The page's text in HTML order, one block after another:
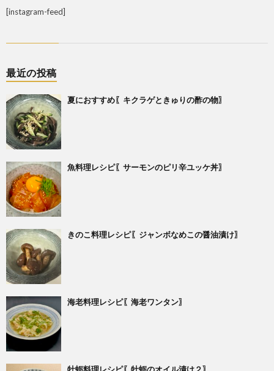
[instagram-feed]
最近の投稿
夏におすすめ〖キクラゲときゅりの酢の物〗
魚料理レシピ〖サーモンのピリ辛ユッケ丼〗
きのこ料理レシピ〖ジャンボなめこの醤油漬け〗
海老料理レシピ〖海老ワンタン〗